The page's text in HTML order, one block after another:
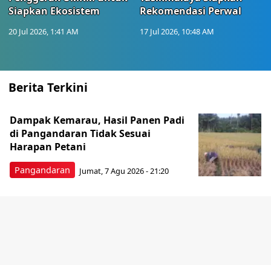
Siapkan Ekosistem
20 Jul 2026, 1:41 AM
Rekomendasi Perwal
17 Jul 2026, 10:48 AM
Berita Terkini
Pangandaran
Dampak Kemarau, Hasil Panen Padi
di Pangandaran Tidak Sesuai
Harapan Petani
Jumat, 7 Agu 2026 - 21:20